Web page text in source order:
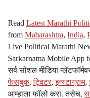
Read Latest Marathi
from Maharashtra, India,
Live Political Marathi
Sarkarnama Mobile App
सर्व सोशल मीडिया
फेसबुक,ट्विटर,इन्स्टाग्राम,
आम्हाला फॉलो करा. तसेच,